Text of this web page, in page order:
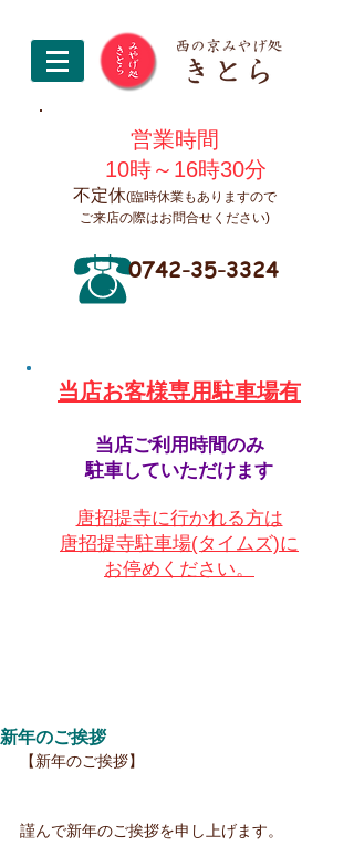
0742-35-3324
営業時間
10時～16時30分
不定休(臨時休業もありますので
ご来店の際はお問合せください)
​当店お客様専用駐車場有
当店ご利用時間のみ
駐車していただけます
唐招提寺に行かれる方は
唐招提寺駐車場(タイムズ)に
お停めください。
新年のご挨拶
【新年のご挨拶】
謹んで新年のご挨拶を申し上げます。